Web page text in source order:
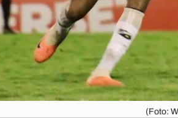
(Foto: